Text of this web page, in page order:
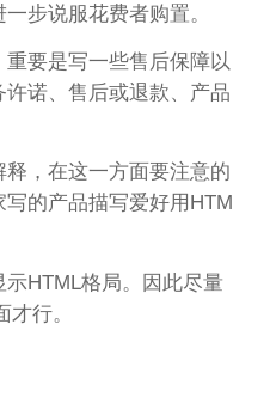
步说服花费者购置。
要是写一些售后保障以
诺、售后或退款、产品
，在这一方面要注意的
的产品描写爱好用HTM
HTML格局。因此尽量
行。